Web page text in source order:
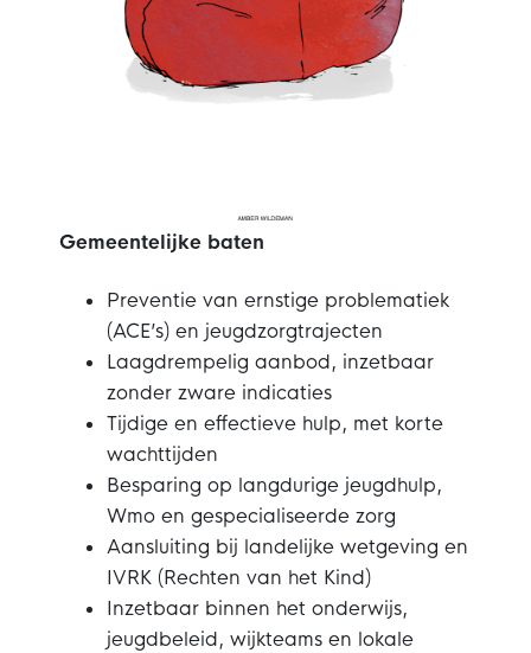
Gemeentelijke baten
Preventie van ernstige problematiek
(ACE’s) en jeugdzorgtrajecten
Laagdrempelig aanbod, inzetbaar
zonder zware indicaties
Tijdige en effectieve hulp, met korte
wachttijden
Besparing op langdurige jeugdhulp,
Wmo en gespecialiseerde zorg
Aansluiting bij landelijke wetgeving en
IVRK (Rechten van het Kind)
Inzetbaar binnen het onderwijs,
jeugdbeleid, wijkteams en lokale